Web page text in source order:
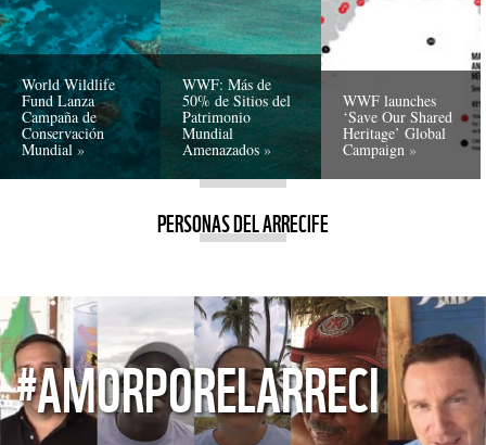
World Wildlife
Fund Lanza
Campaña de
Conservación
Mundial
WWF: Más de
50% de Sitios del
Patrimonio
Mundial
Amenazados
WWF launches
‘Save Our Shared
Heritage’ Global
Campaign
PERSONAS DEL ARRECIFE
#AMORPORELARRECIFE